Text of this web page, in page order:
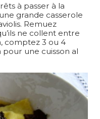
à passer à la
grande casserole
Remuez
ne collent entre
comptez 3 ou 4
une cuisson al